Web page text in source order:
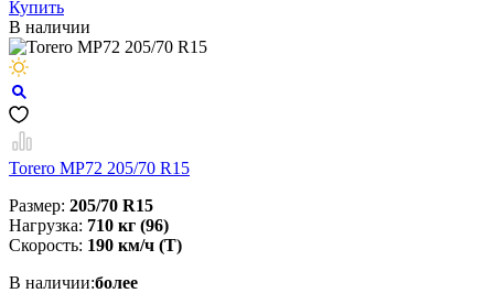
Купить
В наличии
Torero MP72 205/70 R15
Размер: 205/70 R15
Нагрузка: 710 кг (96)
Скорость: 190 км/ч (T)
В наличии:более